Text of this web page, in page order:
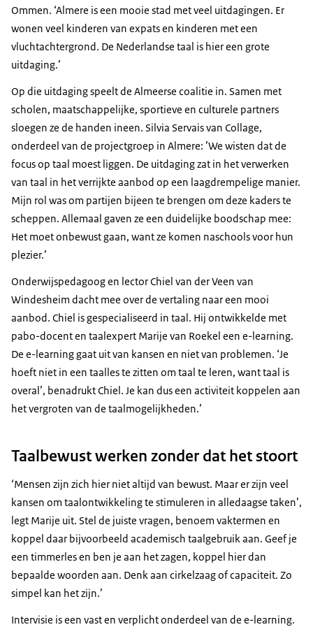
Ommen. ‘Almere is een mooie stad met veel uitdagingen. Er
wonen veel kinderen van expats en kinderen met een
vluchtachtergrond. De Nederlandse taal is hier een grote
uitdaging.’
Op die uitdaging speelt de Almeerse coalitie in. Samen met
scholen, maatschappelijke, sportieve en culturele partners
sloegen ze de handen ineen. Silvia Servais van Collage,
onderdeel van de projectgroep in Almere: ’We wisten dat de
focus op taal moest liggen. De uitdaging zat in het verwerken
van taal in het verrijkte aanbod op een laagdrempelige manier.
Mijn rol was om partijen bijeen te brengen om deze kaders te
scheppen. Allemaal gaven ze een duidelijke boodschap mee:
Het moet onbewust gaan, want ze komen naschools voor hun
plezier.’
Onderwijspedagoog en lector Chiel van der Veen van
Windesheim dacht mee over de vertaling naar een mooi
aanbod. Chiel is gespecialiseerd in taal. Hij ontwikkelde met
pabo-docent en taalexpert Marije van Roekel een e-learning.
De e-learning gaat uit van kansen en niet van problemen. ‘Je
hoeft niet in een taalles te zitten om taal te leren, want taal is
overal’, benadrukt Chiel. Je kan dus een activiteit koppelen aan
het vergroten van de taalmogelijkheden.’
Taalbewust werken zonder dat het stoort
‘Mensen zijn zich hier niet altijd van bewust. Maar er zijn veel
kansen om taalontwikkeling te stimuleren in alledaagse taken’,
legt Marije uit. Stel de juiste vragen, benoem vaktermen en
koppel daar bijvoorbeeld academisch taalgebruik aan. Geef je
een timmerles en ben je aan het zagen, koppel hier dan
bepaalde woorden aan. Denk aan cirkelzaag of capaciteit. Zo
simpel kan het zijn.’
Intervisie is een vast en verplicht onderdeel van de e-learning.